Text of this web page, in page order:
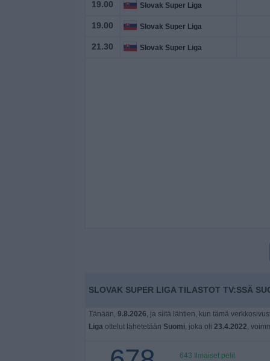
19.00 Slovak Super Liga
19.00 Slovak Super Liga
21.30 Slovak Super Liga
SLOVAK SUPER LIGA TILASTOT TV:SSÄ
Tänään, 9.8.2026, ja siitä lähtien, kun tämä
Ligaottelut lähetetään Suomi, joka oli 23.4.2022,
643 Ilmaiset pelit